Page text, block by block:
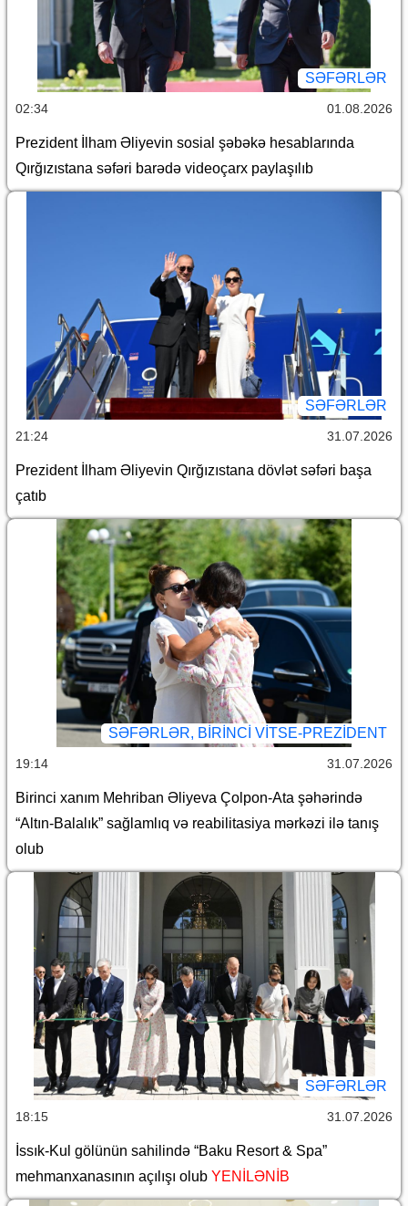
SƏFƏRLƏR
02:34 01.08.2026
Prezident İlham Əliyevin sosial şəbəkə hesablarında
Qırğızıstana səfəri barədə videoçarx paylaşılıb
SƏFƏRLƏR
21:24 31.07.2026
Prezident İlham Əliyevin Qırğızıstana dövlət səfəri başa
çatıb
SƏFƏRLƏR, BIRINCI VITSE-PREZIDENT
19:14 31.07.2026
Birinci xanım Mehriban Əliyeva Çolpon-Ata şəhərində
“Altın-Balalık” sağlamlıq və reabilitasiya mərkəzi ilə tanış
olub
SƏFƏRLƏR
18:15 31.07.2026
İssık-Kul gölünün sahilində “Baku Resort & Spa”
mehmanxanasının açılışı olub YENİLƏNİB